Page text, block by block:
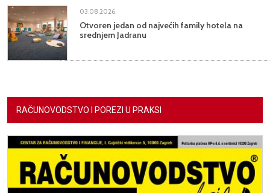
03.08.2026.
Otvoren jedan od najvećih family hotela na
srednjem Jadranu
RAČUNOVODSTVO I POREZI U PRAKSI